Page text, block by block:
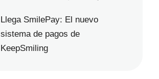
Llega SmilePay: El nuevo
sistema de pagos de
KeepSmiling